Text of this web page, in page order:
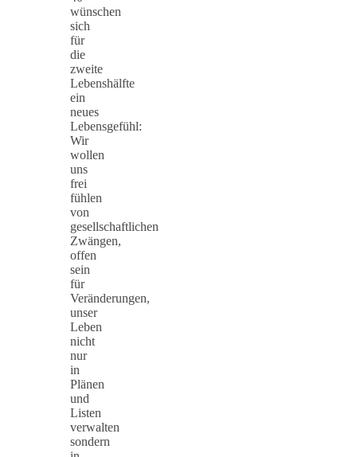
wünschen
sich
für
die
zweite
Lebenshälfte
ein
neues
Lebensgefühl:
Wir
wollen
uns
frei
fühlen
von
gesellschaftlichen
Zwängen,
offen
sein
für
Veränderungen,
unser
Leben
nicht
nur
in
Plänen
und
Listen
verwalten
sondern